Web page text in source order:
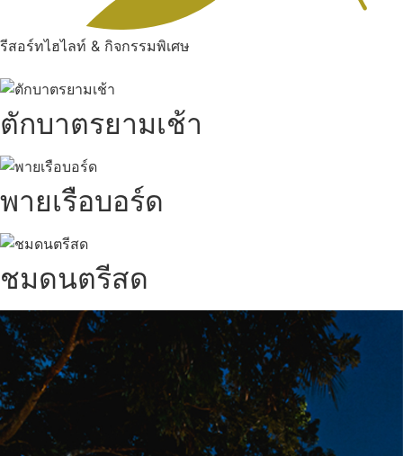
รีสอร์ทไฮไลท์ & กิจกรรมพิเศษ
ตักบาตรยามเช้า
พายเรือบอร์ด
ชมดนตรีสด